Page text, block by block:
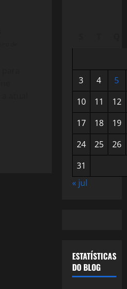
3 4
5
10
11
12
17
18
19
24
25
26
31
« jul
ESTATÍSTICAS
DO BLOG